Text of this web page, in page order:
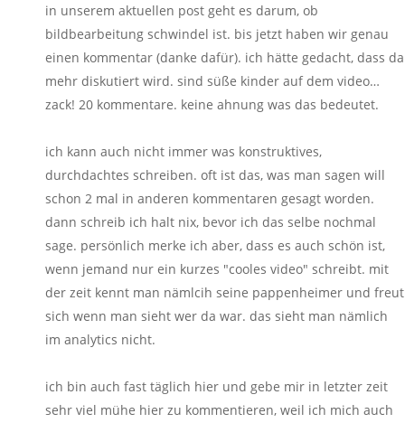
in unserem aktuellen post geht es darum, ob
bildbearbeitung schwindel ist. bis jetzt haben wir genau
einen kommentar (danke dafür). ich hätte gedacht, dass da
mehr diskutiert wird. sind süße kinder auf dem video…
zack! 20 kommentare. keine ahnung was das bedeutet.
ich kann auch nicht immer was konstruktives,
durchdachtes schreiben. oft ist das, was man sagen will
schon 2 mal in anderen kommentaren gesagt worden.
dann schreib ich halt nix, bevor ich das selbe nochmal
sage. persönlich merke ich aber, dass es auch schön ist,
wenn jemand nur ein kurzes "cooles video" schreibt. mit
der zeit kennt man nämlcih seine pappenheimer und freut
sich wenn man sieht wer da war. das sieht man nämlich
im analytics nicht.
ich bin auch fast täglich hier und gebe mir in letzter zeit
sehr viel mühe hier zu kommentieren, weil ich mich auch